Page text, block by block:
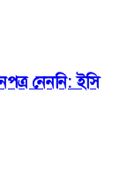
নেননি: ইসি